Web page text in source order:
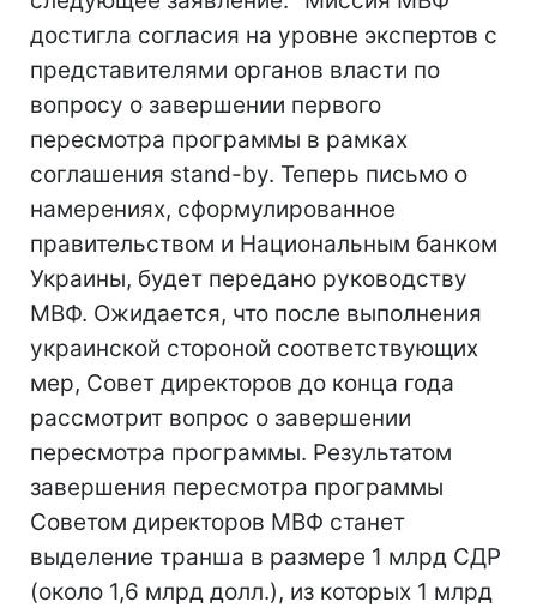
достигла согласия на уровне экспертов с
представителями органов власти по
вопросу о завершении первого
пересмотра программы в рамках
соглашения stand-by. Теперь письмо о
намерениях, сформулированное
правительством и Национальным банком
Украины, будет передано руководству
МВФ. Ожидается, что после выполнения
украинской стороной соответствующих
мер, Совет директоров до конца года
рассмотрит вопрос о завершении
пересмотра программы. Результатом
завершения пересмотра программы
Советом директоров МВФ станет
выделение транша в размере 1 млрд СДР
(около 1,6 млрд долл.), из которых 1 млрд